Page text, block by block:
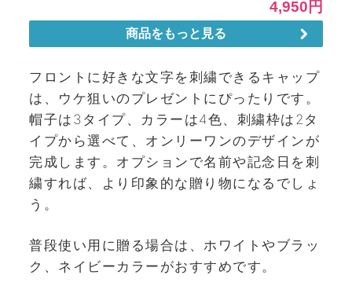
フロントに好きな文字を刺繍できるキャップ
は、ウケ狙いのプレゼントにぴったりです。
帽子は3タイプ、カラーは4色、刺繍枠は2タ
イプから選べて、オンリーワンのデザインが
完成します。オプションで名前や記念日を刺
繍すれば、より印象的な贈り物になるでしょ
う。
普段使い用に贈る場合は、ホワイトやブラッ
ク、ネイビーカラーがおすすめです。